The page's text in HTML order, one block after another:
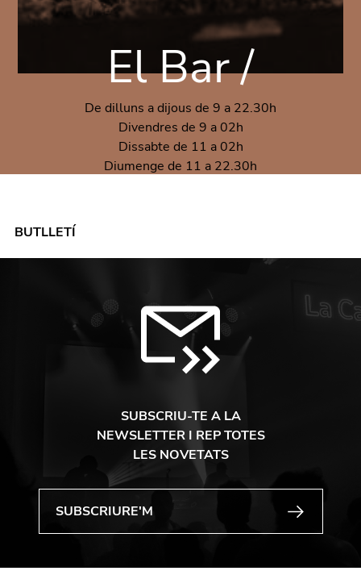
El Bar /
De dilluns a dijous de 9 a 22.30h
Divendres de 9 a 02h
Dissabte de 11 a 02h
Diumenge de 11 a 22.30h
BUTLLETÍ
SUBSCRIU-TE A LA
NEWSLETTER I REP TOTES
LES NOVETATS